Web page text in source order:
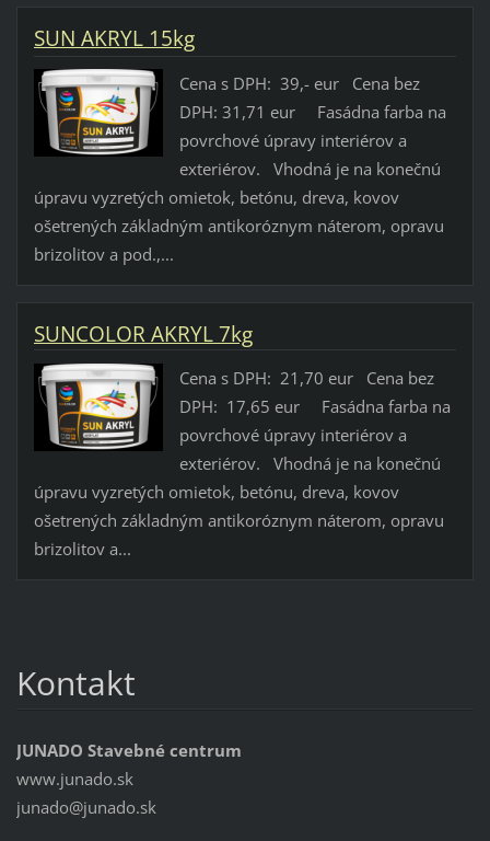
SUN AKRYL 15kg
Cena s DPH: 39,- eur Cena bez
DPH: 31,71 eur Fasádna farba na
povrchové úpravy interiérov a
exteriérov. Vhodná je na konečnú
úpravu vyzretých omietok, betónu, dreva, kovov
ošetrených základným antikoróznym náterom, opravu
brizolitov a pod.,...
SUNCOLOR AKRYL 7kg
Cena s DPH: 21,70 eur Cena bez
DPH: 17,65 eur Fasádna farba na
povrchové úpravy interiérov a
exteriérov. Vhodná je na konečnú
úpravu vyzretých omietok, betónu, dreva, kovov
ošetrených základným antikoróznym náterom, opravu
brizolitov a...
Kontakt
JUNADO Stavebné centrum
www.junado.sk
junado@junado.sk